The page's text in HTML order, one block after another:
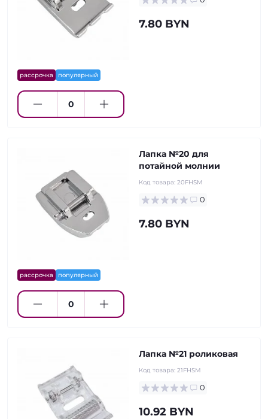
рассрочка популярный
7.80 BYN
рассрочка популярный
Лапка №20 для
потайной молнии
Код товара: 20FHSM
0
7.80 BYN
Лапка №21 роликовая
Код товара: 21FHSM
0
10.92 BYN